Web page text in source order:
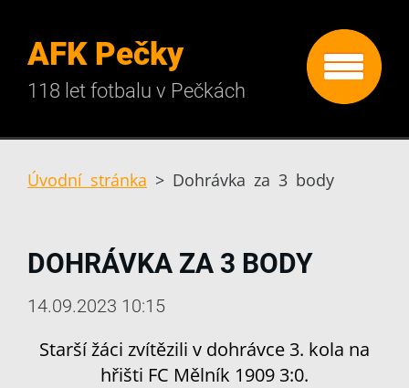
AFK Pečky
118 let fotbalu v Pečkách
Úvodní stránka > Dohrávka za 3 body
DOHRÁVKA ZA 3 BODY
14.09.2023 10:15
Starší žáci zvítězili v dohrávce 3. kola na
hřišti FC Mělník 1909 3:0.